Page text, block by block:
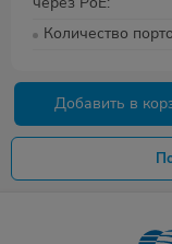
Количество
Добавить в